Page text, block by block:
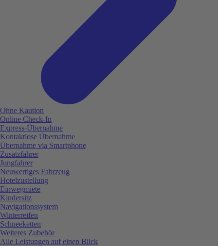
Ohne Kaution
Online Check-In
Express-Übernahme
Kontaktlose Übernahme
Übernahme via Smartphone
Zusatzfahrer
Jungfahrer
Neuwertiges Fahrzeug
Hotelzustellung
Einwegmiete
Kindersitz
Navigationssystem
Winterreifen
Schneeketten
Weiteres Zubehör
Alle Leistungen auf einen Blick